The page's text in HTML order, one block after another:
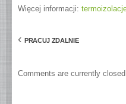
Więcej informacji:
‹ PRACUJ ZDALNIE
Comments are currently